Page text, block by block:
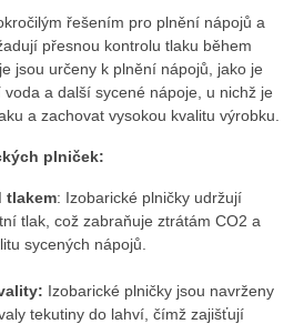
řešením pro plnění nápojů a
přesnou kontrolu tlaku během
jsou určeny k plnění nápojů, jako je
a další sycené nápoje, u nichž je
a zachovat vysokou kvalitu výrobku.
plniček:
tlakem: Izobarické plničky udržují
tlak, což zabraňuje ztrátám CO2 a
sycených nápojů.
Izobarické plničky jsou navrženy
tekutiny do lahví, čímž zajišťují